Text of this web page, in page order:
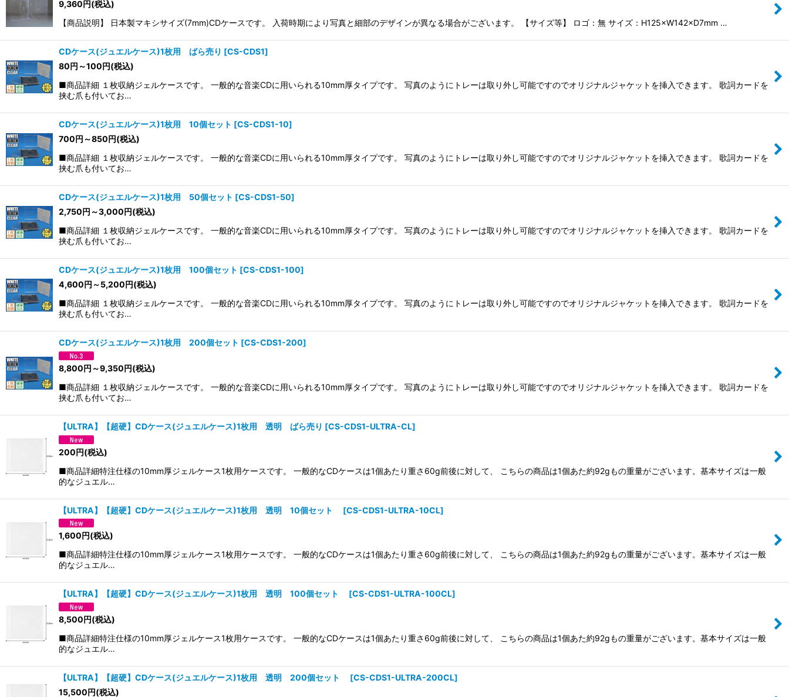
9,360円(税込)
【商品説明】 日本製マキシサイズ(7mm)CDケースです。 入荷時期により写真と細部のデザインが異なる場合がございます。 【サイズ等】 ロゴ：無 サイズ：H125×W142×D7mm …
CDケース(ジュエルケース)1枚用 ばら売り [CS-CDS1]
80円 ～100円(税込)
■商品詳細 １枚収納ジェルケースです。 一般的な音楽CDに用いられる10mm厚タイプです。 写真のようにトレーは取り外し可能ですのでオリジナルジャケットを挿入できます。 歌詞カードを
挟む爪も付いてお…
CDケース(ジュエルケース)1枚用 10個セット [CS-CDS1-10]
700円 ～850円(税込)
■商品詳細 １枚収納ジェルケースです。 一般的な音楽CDに用いられる10mm厚タイプです。 写真のようにトレーは取り外し可能ですのでオリジナルジャケットを挿入できます。 歌詞カードを
挟む爪も付いてお…
CDケース(ジュエルケース)1枚用 50個セット [CS-CDS1-50]
2,750円 ～3,000円(税込)
■商品詳細 １枚収納ジェルケースです。 一般的な音楽CDに用いられる10mm厚タイプです。 写真のようにトレーは取り外し可能ですのでオリジナルジャケットを挿入できます。 歌詞カードを
挟む爪も付いてお…
CDケース(ジュエルケース)1枚用 100個セット [CS-CDS1-100]
4,600円 ～5,200円(税込)
■商品詳細 １枚収納ジェルケースです。 一般的な音楽CDに用いられる10mm厚タイプです。 写真のようにトレーは取り外し可能ですのでオリジナルジャケットを挿入できます。 歌詞カードを
挟む爪も付いてお…
CDケース(ジュエルケース)1枚用 200個セット [CS-CDS1-200]
8,800円 ～9,350円(税込)
■商品詳細 １枚収納ジェルケースです。 一般的な音楽CDに用いられる10mm厚タイプです。 写真のようにトレーは取り外し可能ですのでオリジナルジャケットを挿入できます。 歌詞カードを
挟む爪も付いてお…
【ULTRA】【超硬】CDケース(ジュエルケース)1枚用 透明 ばら売り [CS-CDS1-ULTRA-CL]
200円(税込)
■商品詳細特注仕様の10mm厚ジェルケース1枚用ケースです。 一般的なCDケースは1個あたり重さ60g前後に対して、 こちらの商品は1個あた約92gもの重量がございます。基本サイズは一般
的なジュエル…
【ULTRA】【超硬】CDケース(ジュエルケース)1枚用 透明 10個セット [CS-CDS1-ULTRA-10CL]
1,600円(税込)
■商品詳細特注仕様の10mm厚ジェルケース1枚用ケースです。 一般的なCDケースは1個あたり重さ60g前後に対して、 こちらの商品は1個あた約92gもの重量がございます。基本サイズは一般
的なジュエル…
【ULTRA】【超硬】CDケース(ジュエルケース)1枚用 透明 100個セット [CS-CDS1-ULTRA-100CL]
8,500円(税込)
■商品詳細特注仕様の10mm厚ジェルケース1枚用ケースです。 一般的なCDケースは1個あたり重さ60g前後に対して、 こちらの商品は1個あた約92gもの重量がございます。基本サイズは一般
的なジュエル…
【ULTRA】【超硬】CDケース(ジュエルケース)1枚用 透明 200個セット [CS-CDS1-ULTRA-200CL]
15,500円(税込)